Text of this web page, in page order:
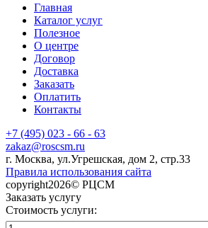
Главная
Каталог услуг
Полезное
О центре
Договор
Доставка
Заказать
Оплатить
Контакты
+7 (495) 023 - 66 - 63
zakaz@roscsm.ru
г. Москва, ул.Угрешская, дом 2, стр.33
Правила использования сайта
copyright2026© РЦСМ
Заказать услугу
Стоимость услуги: